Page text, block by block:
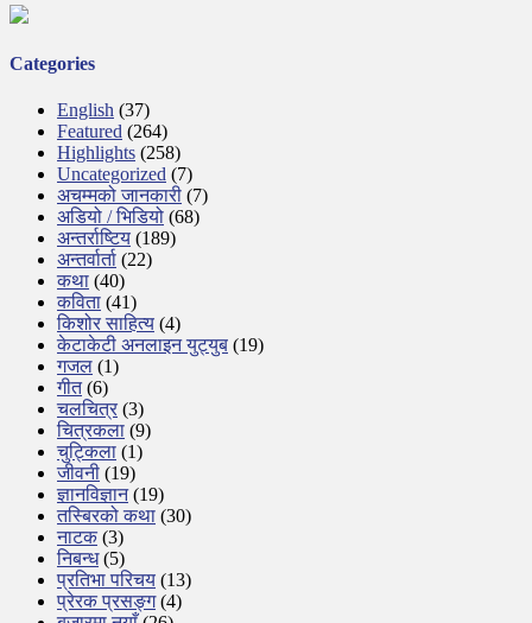
Categories
English (37)
Featured (264)
Highlights (258)
Uncategorized (7)
अचम्मको जानकारी (7)
अडियो / भिडियो (68)
अन्तर्राष्टिय (189)
अन्तर्वार्ता (22)
कथा (40)
कविता (41)
किशोर साहित्य (4)
केटाकेटी अनलाइन युट्युब (19)
गजल (1)
गीत(6)
चलचित्र (3)
चित्रकला (9)
चुट्किला (1)
जीवनी (19)
ज्ञानविज्ञान(19)
तस्बिरको कथा (30)
नाटक(3)
निबन्ध(5)
प्रतिभा परिचय (13)
प्रेरक प्रसङ्ग(4)